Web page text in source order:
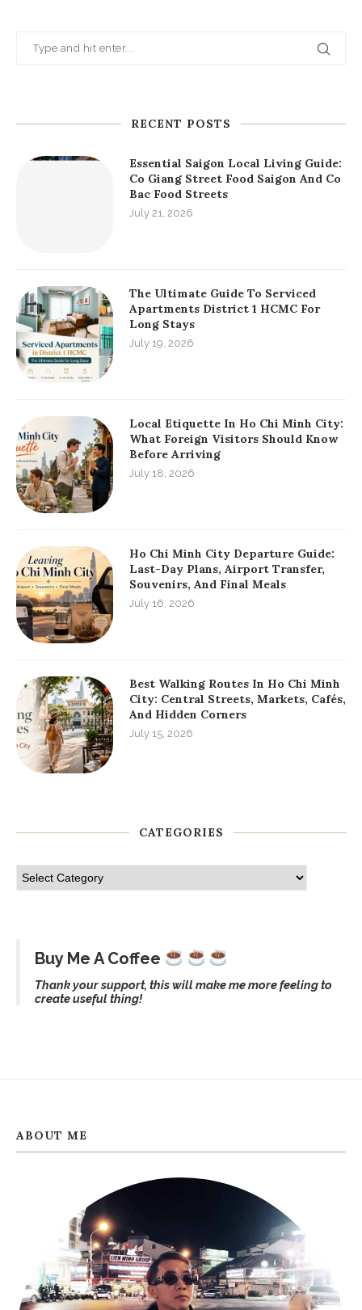
RECENT POSTS
Essential Saigon Local Living Guide:
Co Giang Street Food Saigon And Co
Bac Food Streets
July 21, 2026
The Ultimate Guide To Serviced
Apartments District 1 HCMC For
Long Stays
July 19, 2026
Local Etiquette In Ho Chi Minh City:
What Foreign Visitors Should Know
Before Arriving
July 18, 2026
Ho Chi Minh City Departure Guide:
Last-Day Plans, Airport Transfer,
Souvenirs, And Final Meals
July 16, 2026
Best Walking Routes In Ho Chi Minh
City: Central Streets, Markets, Cafés,
And Hidden Corners
July 15, 2026
CATEGORIES
Buy Me A Coffee
Thank your support, this will make me more feeling to
create useful thing!
ABOUT ME